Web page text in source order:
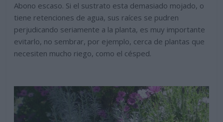
Abono escaso. Si el sustrato esta demasiado mojado, o
tiene retenciones de agua, sus raíces se pudren
perjudicando seriamente a la planta, es muy importante
evitarlo, no sembrar, por ejemplo, cerca de plantas que
necesiten mucho riego, como el césped.